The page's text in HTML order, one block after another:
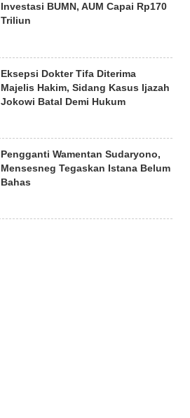
Investasi BUMN, AUM Capai Rp170
Triliun
Eksepsi Dokter Tifa Diterima
Majelis Hakim, Sidang Kasus Ijazah
Jokowi Batal Demi Hukum
Pengganti Wamentan Sudaryono,
Mensesneg Tegaskan Istana Belum
Bahas